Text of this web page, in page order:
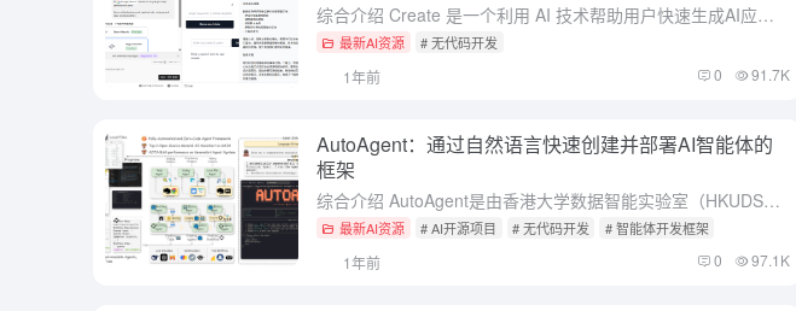
综合介绍 Create 是一个利用 AI 技术帮助用户快速生成AI应用的在线工具。它最大的特点是通过简单的文字描述或图片输入，就能创建网站、应用或组件，无需用户具备编程知识。这个工具由人工智能驱动，能...
最新AI资源 # 无代码开发
1年前 0 91.7K
AutoAgent：通过自然语言快速创建并部署AI智能体的
框架
综合介绍 AutoAgent是由香港大学数据智能实验室（HKUDS）开发的一个开源AI智能体框架，托管于GitHub。它允许用户通过纯自然语言描述需求，快速创建和部署定制化的AI智能体，无需任何编程基...
最新AI资源 # AI开源项目 # 无代码开发 # 智能体开发框架
1年前 0 97.1K